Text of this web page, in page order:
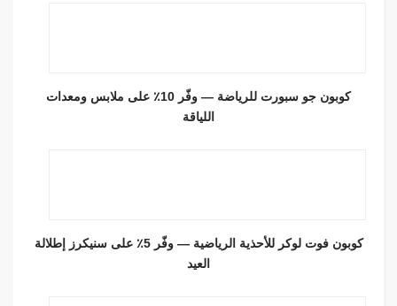
كوبون جو سبورت للرياضة — وفّر 10٪ على ملابس ومعدات
اللياقة
كوبون فوت لوكر للأحذية الرياضية — وفّر 5٪ على سنيكرز إطلالة
العيد